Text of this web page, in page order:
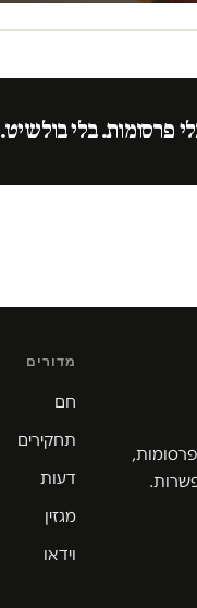
פרסומות. בלי בולשיט.
פשרות.
מדורים
חם
תחקירים
דעות
מגזין
וידאו